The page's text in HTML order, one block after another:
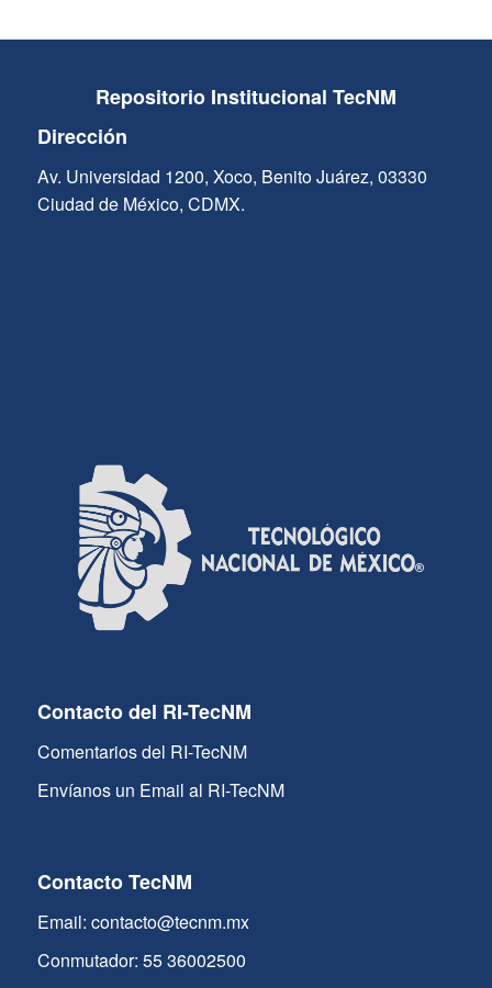
Repositorio Institucional TecNM
Dirección
Av. Universidad 1200, Xoco, Benito Juárez, 03330
Ciudad de México, CDMX.
Contacto del RI-TecNM
Comentarios del RI-TecNM
Envíanos un Email al RI-TecNM
Contacto TecNM
Email: contacto@tecnm.mx
Conmutador: 55 36002500